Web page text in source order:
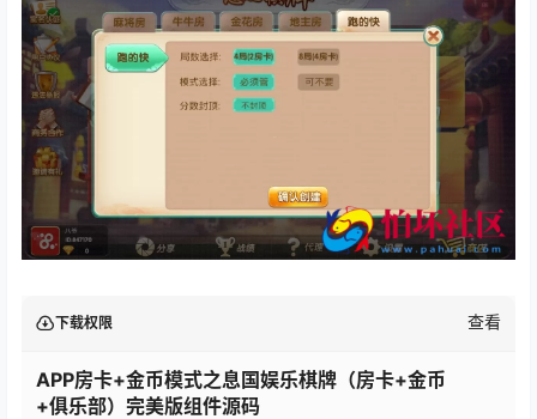
下载权限 查看
APP房卡+金币模式之息国娱乐棋牌（房卡+金币
+俱乐部）完美版组件源码